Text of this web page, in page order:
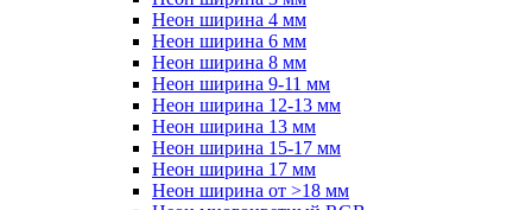
Неон ширина 4 мм
Неон ширина 6 мм
Неон ширина 8 мм
Неон ширина 9-11 мм
Неон ширина 12-13 мм
Неон ширина 13 мм
Неон ширина 15-17 мм
Неон ширина 17 мм
Неон ширина от >18 мм